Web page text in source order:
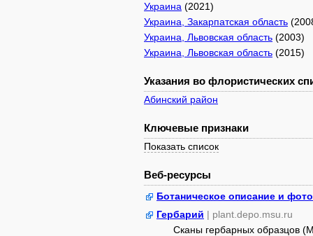
Украина (2021)
Украина, Закарпатская область
Украина, Львовская область (2003)
Украина, Львовская область (2015)
Указания во флористических
Абинский район
Ключевые признаки
Показать список
Веб-ресурсы
Ботаническое описание и фото
Гербарий | plant.depo.msu.ru
Сканы гербарных образцов